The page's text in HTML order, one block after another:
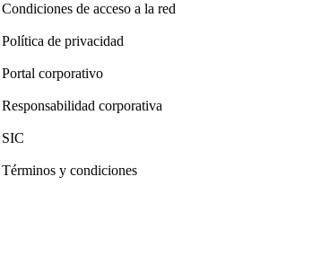
Condiciones de acceso a la red
Política de privacidad
Portal corporativo
Responsabilidad corporativa
SIC
Términos y condiciones